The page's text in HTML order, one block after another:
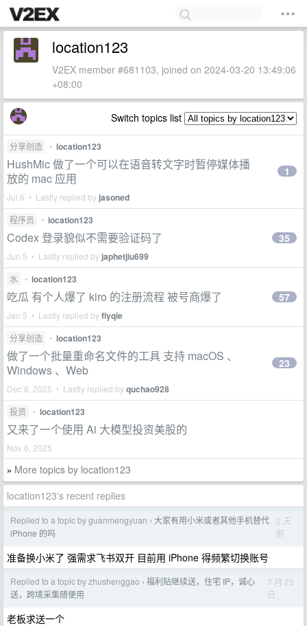
location123
V2EX member #681103, joined on 2024-03-20 13:49:06
+08:00
Switch topics list
分享创造 • location123
HushMic 做了一个可以在语音转文字时暂停媒体播
放的 mac 应用
Jul 6 • Lastly replied by jasoned
1
程序员 • location123
Codex 登录貌似不需要验证码了
Jun 5 • Lastly replied by japhetjiu699
35
水 • location123
吃瓜 有个人爆了 kiro 的注册流程 被号商爆了
Jan 5 • Lastly replied byflyqie
57
分享创造 • location123
做了一个批量重命名文件的工具 支持 macOS 、
Windows 、Web
Dec 8, 2025 • Lastly replied byquchao928
23
投资 • location123
又来了一个使用 Ai 大模型投资美股的
Nov 6, 2025
» More topics by location123
location123's recent replies
Replied to a topic by guanmengyuan › 大家有用小米或者其他手机替代
iPhone 的吗
2 天
前
准备换小米了 强需求飞书双开 目前用 iPhone 得频繁切换账号
Replied to a topic by zhushenggao › 福利贴继续送，住宅 IP，诚心
送，跨境采集随便用
7 月 23
日
老板求送一个